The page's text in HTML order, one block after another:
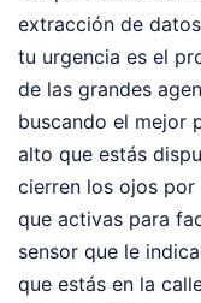
extracción de
tu urgencia es el
de las grandes
buscando el mejor
alto que estás
cierren los ojos
que activas para
sensor que le
que estás en la